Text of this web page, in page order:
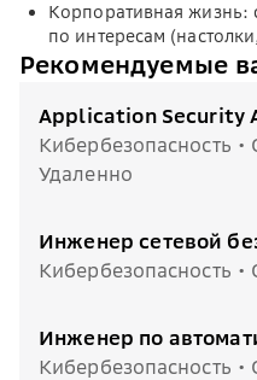
Корпоративная жизнь:
по интересам
Рекомендуемые
Application Security
Кибербезопасность •
Удаленно
Инженер сетевой
Кибербезопасность
Инженер по
Кибербезопасность